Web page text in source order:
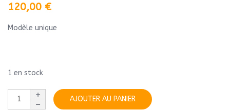
120,00 €
Modèle unique
1 en stock
AJOUTER AU PANIER